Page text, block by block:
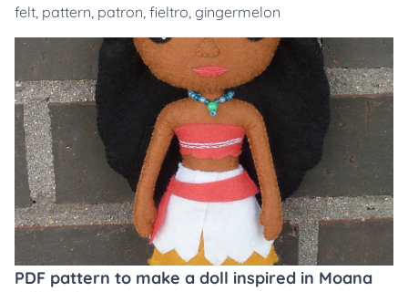
felt, pattern, patron, fieltro, gingermelon
PDF pattern to make a doll inspired in Moana